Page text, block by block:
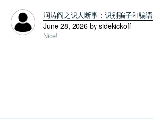
润涛阎之识人断事：识别骗子和骗语
June 28, 2026 by sidekickoff
Nice!